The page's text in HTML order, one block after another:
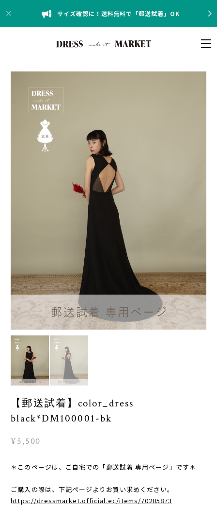
サイズ確認に！送料無料で「郵送試着」OK
【郵送試着】color_dress
black*DM100001-bk
¥5,500
＊このページは、ご自宅での「郵送試着 専用ページ」です＊
ご購入の際は、下記ページよりお買い求めください。
https://dressmarket.official.ec/items/70205873